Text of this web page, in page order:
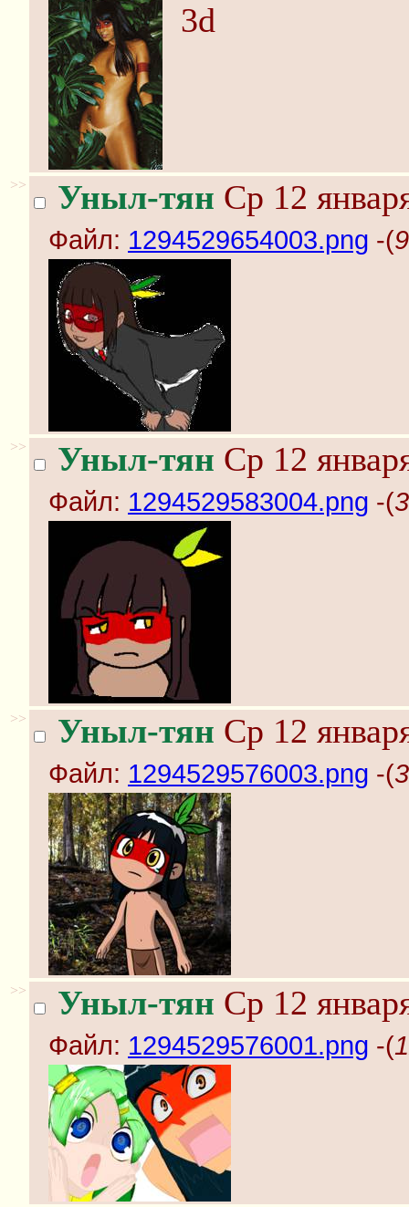
3d
>> Уныл-тян Ср 12
Файл: 1294529654003.png -(
>> Уныл-тян Ср 12
Файл: 1294529583004.png -(
>> Уныл-тян Ср 12
Файл: 1294529576003.png -(
>> Уныл-тян Ср 12
Файл: 1294529576001.png -(